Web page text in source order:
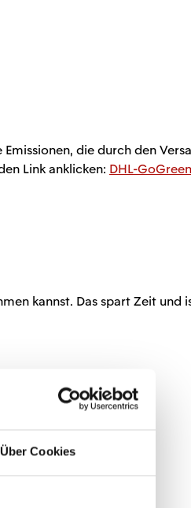
Über Cookies
die durch den
Link anklicken: DHL-GoGreen
kannst. Das spart Zeit und